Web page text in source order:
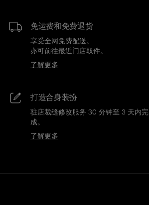
免运费和免费退货
享受全网免费配送。
亦可前往最近门店取件。
了解更多
打造合身装扮
驻店裁缝修改服务 30 分钟至 3 天内完
成。
了解更多